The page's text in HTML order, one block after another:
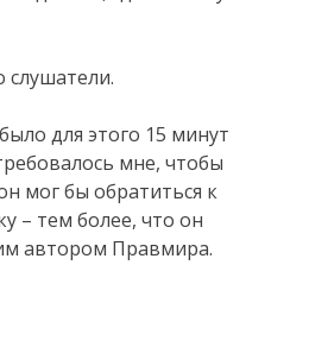
слушатели.
для этого 15 минут
мне, чтобы
мог бы обратиться к
– тем более, что он
автором Правмира.